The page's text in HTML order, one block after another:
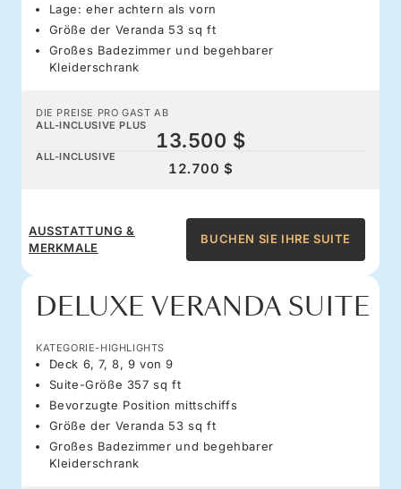
Lage: eher achtern als vorn
Größe der Veranda 53 sq ft
Großes Badezimmer und begehbarer
Kleiderschrank
DIE PREISE PRO GAST AB
ALL-INCLUSIVE PLUS
13.500 $
ALL-INCLUSIVE
12.700 $
AUSSTATTUNG &
MERKMALE
BUCHEN SIE IHRE SUITE
DELUXE VERANDA SUITE
KATEGORIE-HIGHLIGHTS
Deck 6, 7, 8, 9 von 9
Suite-Größe 357 sq ft
Bevorzugte Position mittschiffs
Größe der Veranda 53 sq ft
Großes Badezimmer und begehbarer
Kleiderschrank